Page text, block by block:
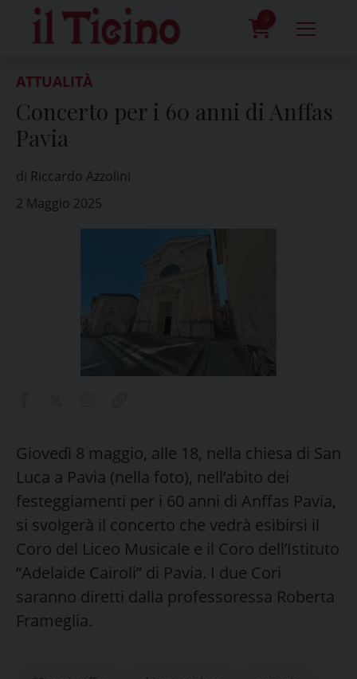
content
0
ATTUALITÀ
Concerto per i 60 anni di Anffas
Pavia
di Riccardo Azzolini
2 Maggio 2025
Giovedì 8 maggio, alle 18, nella chiesa di San
Luca a Pavia (nella foto), nell’abito dei
festeggiamenti per i 60 anni di Anffas Pavia,
si svolgerà il concerto che vedrà esibirsi il
Coro del Liceo Musicale e il Coro dell’Istituto
“Adelaide Cairoli” di Pavia. I due Cori
saranno diretti dalla professoressa Roberta
Frameglia.